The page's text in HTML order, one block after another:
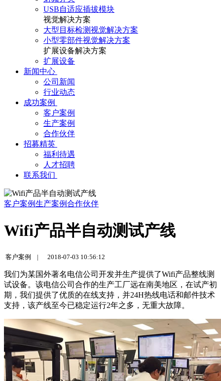
USB自适应插拔模块
视觉解决方案
大型目标检测视觉解决方案
小型零部件视觉解决方案
扩展设备解决方案
扩展设备
新闻中心
公司新闻
行业动态
成功案例
客户案例
生产案例
合作伙伴
招募精英
福利待遇
人才招聘
联系我们
客户案例生产案例合作伙伴
Wifi产品半自动测试产线
客户案例 | 2018-07-03 10:56:12
我们为某国外著名电信公司开发并生产提供了Wifi产品整线测
试设备。该电信公司合作的生产工厂远在南美地区，在试产初
期，我们提供了优质的在线支持，并24H热线电话和邮件技术
支持，该产线至今已稳定运行2年之多，无重大故障。